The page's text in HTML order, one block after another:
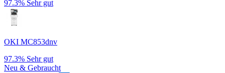
97.3% Sehr gut
OKI MC853dnv
97.3% Sehr gut
Neu & Gebraucht